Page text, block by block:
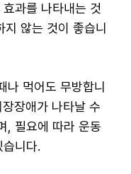
과를 나타내는 것
않는 것이 좋습니
나 먹어도 무방합니
장애가 나타날 수
, 필요에 따라 운동
니다.